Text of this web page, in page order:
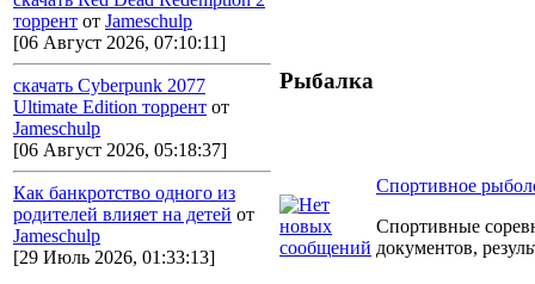
торрент от Jameschulp
[06 Август 2026, 07:10:11]
скачать Cyberpunk 2077
Ultimate Edition торрент от
Jameschulp
[06 Август 2026, 05:18:37]
Как банкротство одного из
родителей влияет на детей от
Jameschulp
[29 Июль 2026, 01:33:13]
Рыбалка
Спортивное
Спортивные
документов,